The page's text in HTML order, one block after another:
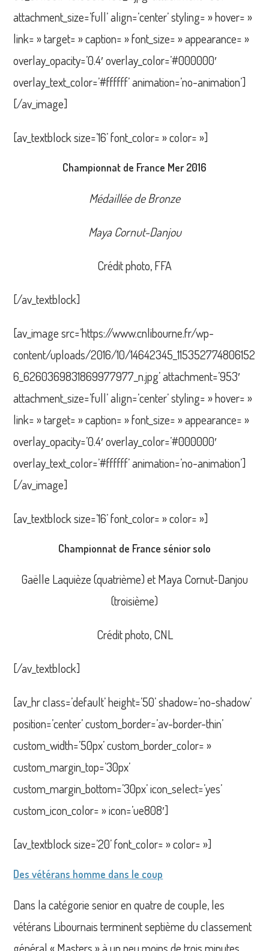
attachment_size=’full’ align=’center’ styling= » hover= »
link= » target= » caption= » font_size= » appearance= »
overlay_opacity=’0.4′ overlay_color=’#000000′
overlay_text_color=’#ffffff’ animation=’no-animation’]
[/av_image]
[av_textblock size=’16’ font_color= » color= »]
Championnat de France Mer 2016
Médaillée de Bronze
Maya Cornut-Danjou
Crédit photo, FFA
[/av_textblock]
[av_image src=’https://www.cnlibourne.fr/wp-
content/uploads/2016/10/14642345_115352774806152
6_6260369831869977977_n.jpg’ attachment=’953′
attachment_size=’full’ align=’center’ styling= » hover= »
link= » target= » caption= » font_size= » appearance= »
overlay_opacity=’0.4′ overlay_color=’#000000′
overlay_text_color=’#ffffff’ animation=’no-animation’]
[/av_image]
[av_textblock size=’16’ font_color= » color= »]
Championnat de France sénior solo
Gaëlle Laquièze (quatrième) et Maya Cornut-Danjou
(troisième)
Crédit photo, CNL
[/av_textblock]
[av_hr class=’default’ height=’50’ shadow=’no-shadow’
position=’center’ custom_border=’av-border-thin’
custom_width=’50px’ custom_border_color= »
custom_margin_top=’30px’
custom_margin_bottom=’30px’ icon_select=’yes’
custom_icon_color= » icon=’ue808′]
[av_textblock size=’20’ font_color= » color= »]
Des vétérans homme dans le coup
Dans la catégorie senior en quatre de couple, les
vétérans Libournais terminent septième du classement